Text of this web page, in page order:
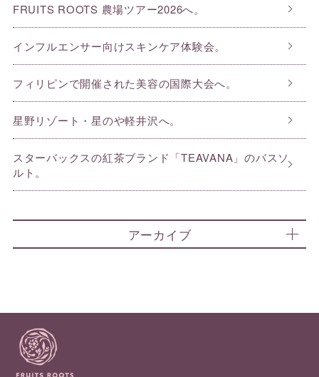
FRUITS ROOTS 農場ツアー2026へ。
インフルエンサー向けスキンケア体験会。
フィリピンで開催された美容の国際大会へ。
星野リゾート・星のや軽井沢へ。
スターバックスの紅茶ブランド「TEAVANA」のバスソ
ルト。
アーカイブ